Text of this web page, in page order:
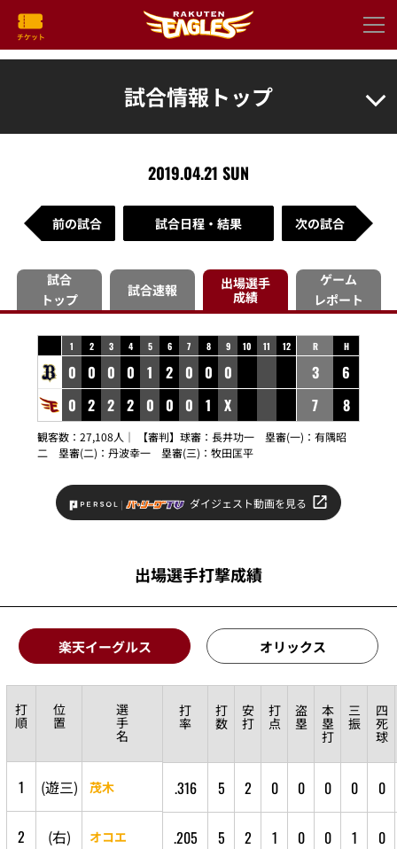
試合情報トップ
2019.04.21 SUN
前の試合 試合日程・結果 次の試合
試合
トップ
試合速報
出場選手
成績
ゲーム
レポート
1 2 3 4 5 6 7 8 9 10 11 12
0 0 0 0 1 2 0 0 0
0 2 2 2 0 0 0 1 X
R H
3
6
7
8
観客数：27,108人｜ 【審判】球審： 長井功一 塁審(一)： 有隅昭
二 塁審(二)： 丹波幸一 塁審(三)： 牧田匡平
ダイジェスト動画を見る
出場選手打撃成績
楽天イーグルス オリックス
打
順
位
置
選
手
名
打
率
打
数
安
打
打
点
盗
塁
本
塁
打
三
振
四
死
球
1 (遊三) 茂木 .316 5 2 0 0 0 0 0
2 (右) オコエ .205 5 2 1 0 0 1 0